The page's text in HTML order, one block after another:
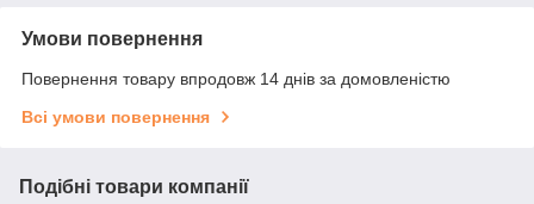
Умови повернення
Повернення товару впродовж 14 днів за домовленістю
Всі умови повернення
Подібні товари компанії